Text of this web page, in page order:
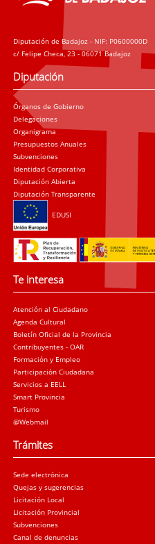
Diputación de Badajoz - NIF: P0600000D
c/ Felipe Checa, 23 - 06071 Badajoz
Diputación
Órganos de Gobierno
Delegaciones
Organigrama
Presupuestos Anuales
Subvenciones
Identidad Corporativa
Diputación Abierta
Diputación Transparente
EDUSI
Te interesa
Atención al Ciudadano
Agenda Cultural
Boletín Oficial de la Provincia
Contribuyentes - OAR
Formación y Empleo
Participación Ciudadana
Servicios a EELL
Smart Provincia
Turismo
@Webmail
Trámites
Sede electrónica
Quejas y sugerencias
Licitación Local
Licitación Provincial
Subvenciones
Canal de denuncias